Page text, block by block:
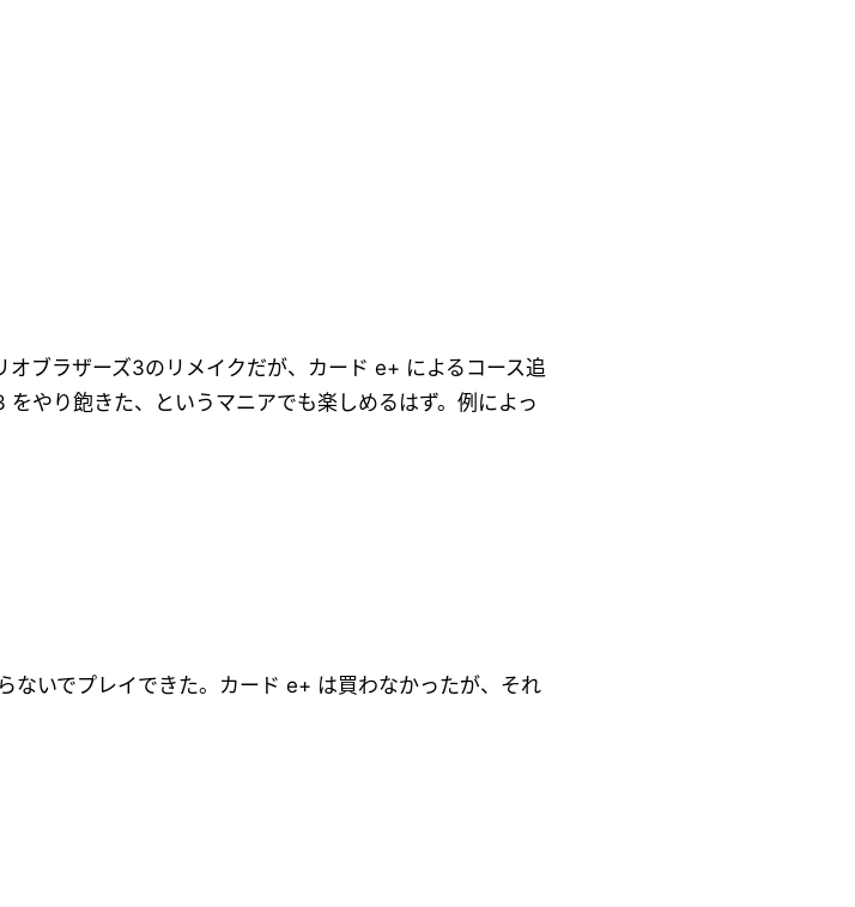
ブラザーズ3のリメイクだが、カード e+ によるコース追
やり飽きた、というマニアでも楽しめるはず。例によっ
ないでプレイできた。カード e+ は買わなかったが、それ